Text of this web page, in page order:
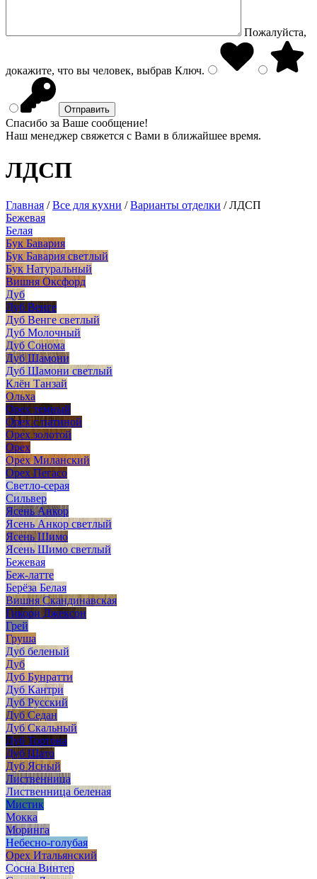
Пожалуйста,
докажите, что вы человек, выбрав Ключ.
Спасибо за Ваше сообщение!
Наш менеджер свяжется с Вами в ближайшее время.
ЛДСП
Главная /Все для кухни /Варианты отделки /ЛДСП
Бежевая
Белая
Бук Бавария
Бук Бавария светлый
Бук Натуральный
Вишня Оксфорд
Дуб
Дуб Венге
Дуб Венге светлый
Дуб Молочный
Дуб Сонома
Дуб Шамони
Дуб Шамони светлый
Клён Танзай
Ольха
Орех темный
Орех с патиной
Орех золотой
Орех
Орех Миланский
Орех Пегасо
Светло-серая
Сильвер
Ясень Анкор
Ясень Анкор светлый
Ясень Шимо
Ясень Шимо светлый
Бежевая
Беж-латте
Берёза Белая
Вишня Скандинавская
Гикори Джексон
Грей
Груша
Дуб беленый
Дуб
Дуб Бунратти
Дуб Кантри
Дуб Русский
Дуб Седан
Дуб Скальный
Дуб Тортона
Дуб Шато
Дуб Ясный
Лиственница
Лиственница беленая
Мистик
Мокка
Моринга
Небесно-голубая
Орех Итальянский
Сосна Винтер